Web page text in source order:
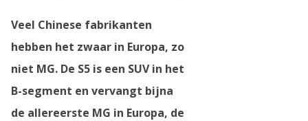
Veel Chinese fabrikanten
hebben het zwaar in Europa, zo
niet MG. De S5 is een SUV in het
B-segment en vervangt bijna
de allereerste MG in Europa, de